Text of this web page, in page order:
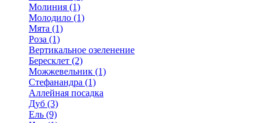
Молиния (1)
Молодило (1)
Мята (1)
Роза (1)
Вертикальное озеленение
Бересклет (2)
Можжевельник (1)
Стефанандра (1)
Аллейная посадка
Дуб (3)
Ель (9)